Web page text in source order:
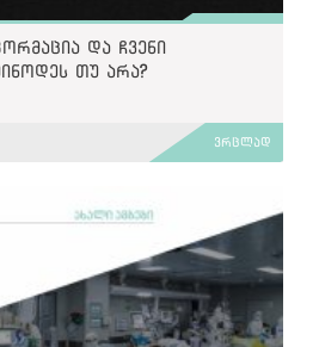
და ჩვენი
თუ არა?
ვრცლად